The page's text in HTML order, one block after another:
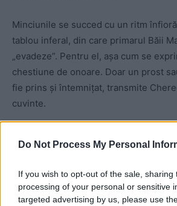
Do Not Process My Personal
If you wish to opt-out of the sale, sharing
processing of your personal or sensitive
targeted advertising by us, please use
Minciunile se succed cu un ritm
tablou inferal, din care primarul Băii
„evadeze”. Pentru el, așa cum se
chestiune de onoare. Doar un prost
fie prins și întemnițat, transmite
cuvinte.
„acest proces nu
dorințele sau interesele mele”,
și a familiei mele”.
În situația lui, cu
iminentă, nu mai putea fi vorba de o